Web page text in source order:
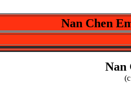
Nan Chen
Nan